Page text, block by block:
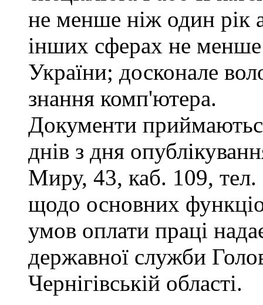
не менше ніж один рік
інших сферах не
України; досконале
знання комп'ютера.
Документи
днів з дня
Миру, 43, каб. 109, тел.
щодо основних
умов оплати праці
державної служби
Чернігівській області.